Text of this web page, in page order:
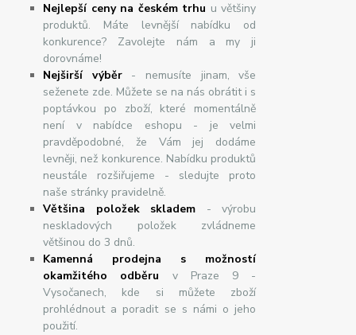
Nejlepší ceny na českém trhu u většiny
produktů. Máte levnější nabídku od
konkurence? Zavolejte nám a my ji
dorovnáme!
Nejširšívýběr- nemusíte jinam, vše
seženete zde. Můžete se na nás obrátit i s
poptávkou po zboží, které momentálně
není v nabídce eshopu - je velmi
pravděpodobné, že Vám jej dodáme
levněji, než konkurence. Nabídku produktů
neustále rozšiřujeme - sledujte proto
naše stránky pravidelně.
Většina položek skladem - výrobu
neskladových položek zvládneme
většinou do 3 dnů.
Kamenná prodejna s možností
okamžitého odběru v Praze 9 -
Vysočanech, kde si můžete zboží
prohlédnout a poradit se s námi o jeho
použití.